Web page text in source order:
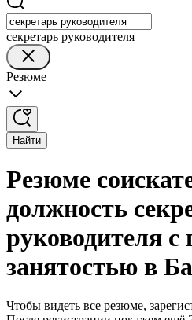
секретарь руководителя
Резюме
Найти
Резюме
должность
руководителя с
занятостью в
Чтобы видеть все резюме,